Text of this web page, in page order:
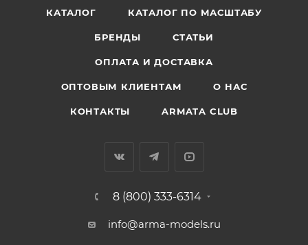
КАТАЛОГ КАТАЛОГ ПО МАСШТАБУ
БРЕНДЫ СТАТЬИ
ОПЛАТА И ДОСТАВКА
ОПТОВЫМ КЛИЕНТАМ О НАС
КОНТАКТЫ ARMATA CLUB
8 (800) 333-6314
info@arma-models.ru